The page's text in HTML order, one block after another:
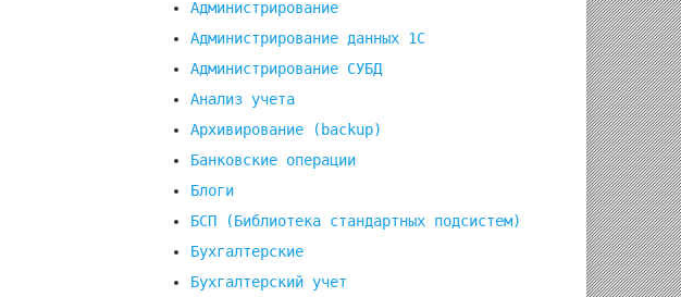
Администрирование
Администрирование данных 1С
Администрирование СУБД
Анализ учета
Архивирование (backup)
Банковские операции
Блоги
БСП (Библиотека стандартных подсистем)
Бухгалтерские
Бухгалтерский учет